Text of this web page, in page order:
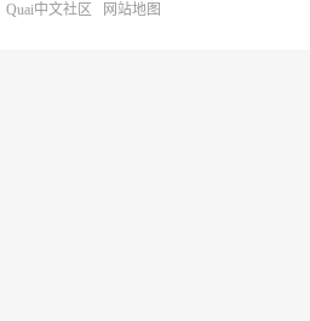
Quai中文社区 网站地图